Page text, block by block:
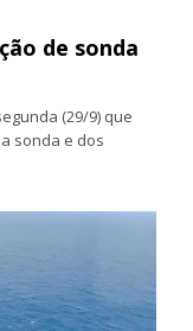
de sonda
(29/9) que
sonda e dos